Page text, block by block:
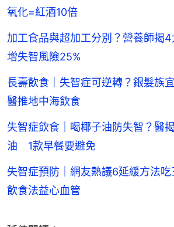
氧化=紅酒10倍
加工食品與超加工分別？營養師
增失智風險25%
長壽飲食｜失智症可逆轉？銀髮族
醫推地中海飲食
失智症飲食｜喝椰子油防失智？醫
油 1款早餐要避免
失智症預防｜網友熱議6延緩方法
飲食法益心血管